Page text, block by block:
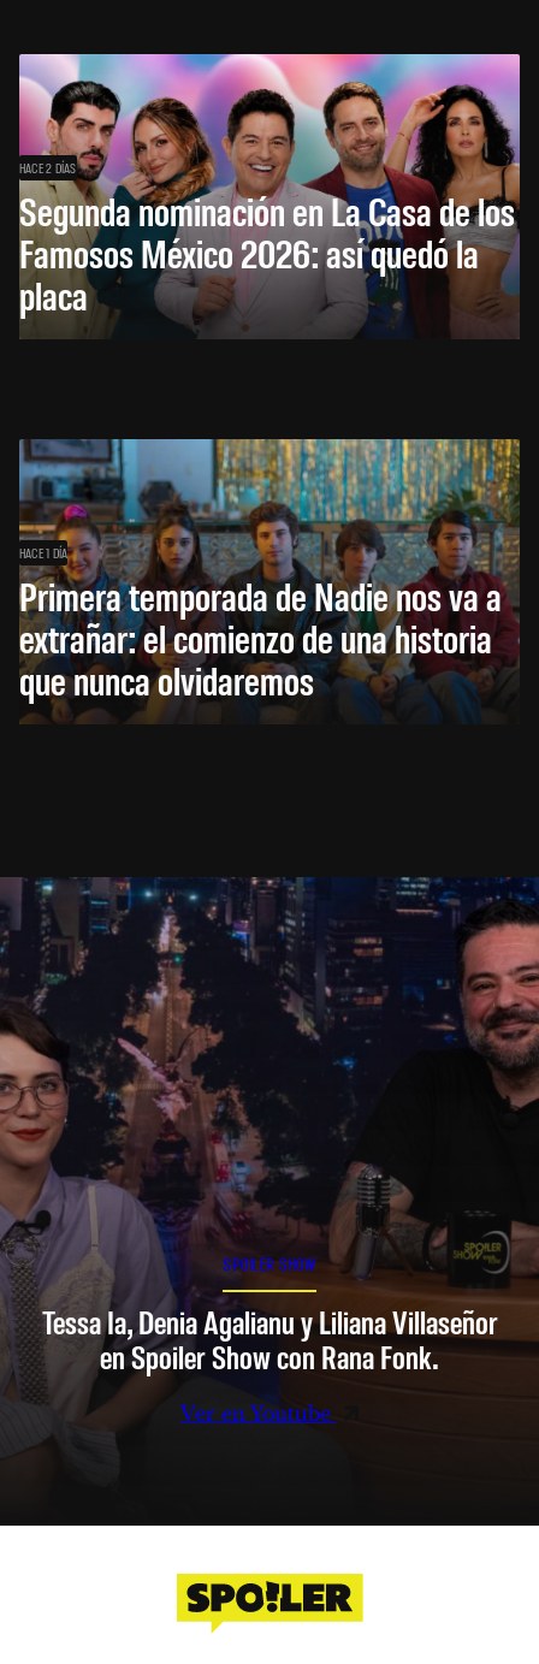
HACE 2 DÍAS
Segunda nominación en La Casa de los
Famosos México 2026: así quedó la
placa
HACE 1 DÍA
Primera temporada de Nadie nos va a
extrañar: el comienzo de una historia
que nunca olvidaremos
SPOILER SHOW
Tessa Ia, Denia Agalianu y Liliana Villaseñor
en Spoiler Show con Rana Fonk.
Ver en Youtube